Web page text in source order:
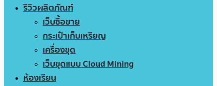
รีวิวผลิตภัณฑ์
เว็บซื้อขาย
กระเป๋าเก็บเหรียญ
เครื่องขุด
เว็บขุดแบบ Cloud Mining
ห้องเรียน